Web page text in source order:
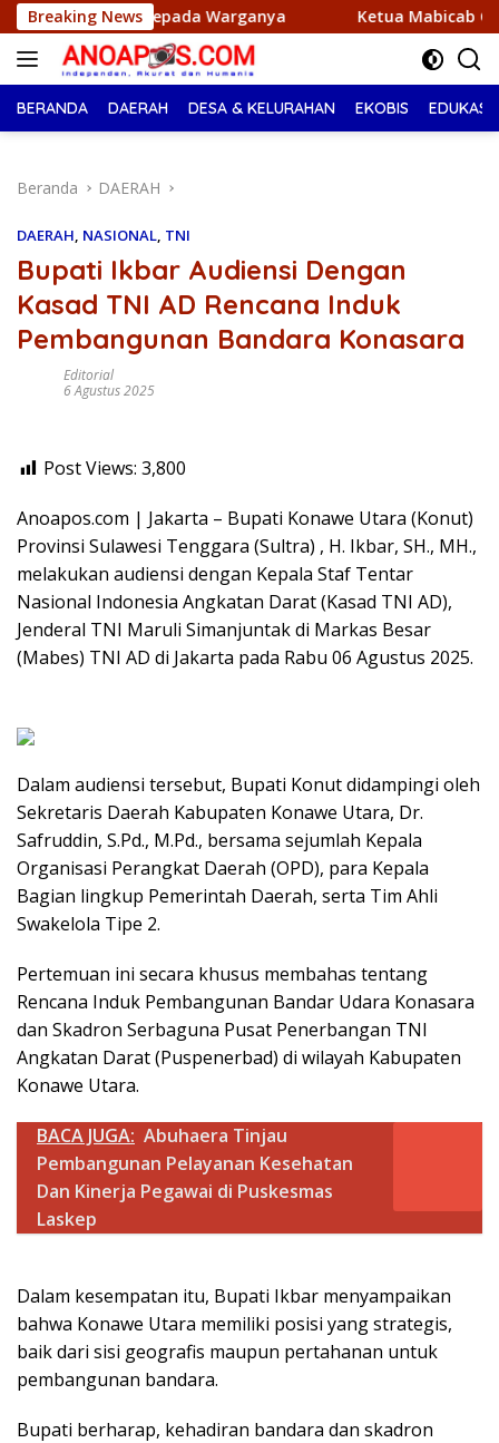
Langsung
ke
konten
Breaking News
Warganya Ketua Mabicab Gerakan Pramuka
BERANDA DAERAH DESA & KELURAHAN EKOBIS EDUKASI
Beranda DAERAH
DAERAH, NASIONAL, TNI
Bupati Ikbar Audiensi Dengan
Kasad TNI AD Rencana Induk
Pembangunan Bandara Konasara
Editorial
6 Agustus 2025
Post Views: 3,800
Anoapos.com | Jakarta – Bupati Konawe Utara (Konut)
Provinsi Sulawesi Tenggara (Sultra) , H. Ikbar, SH., MH.,
melakukan audiensi dengan Kepala Staf Tentar
Nasional Indonesia Angkatan Darat (Kasad TNI AD),
Jenderal TNI Maruli Simanjuntak di Markas Besar
(Mabes) TNI AD di Jakarta pada Rabu 06 Agustus 2025.
Dalam audiensi tersebut, Bupati Konut didampingi oleh
Sekretaris Daerah Kabupaten Konawe Utara, Dr.
Safruddin, S.Pd., M.Pd., bersama sejumlah Kepala
Organisasi Perangkat Daerah (OPD), para Kepala
Bagian lingkup Pemerintah Daerah, serta Tim Ahli
Swakelola Tipe 2.
Pertemuan ini secara khusus membahas tentang
Rencana Induk Pembangunan Bandar Udara Konasara
dan Skadron Serbaguna Pusat Penerbangan TNI
Angkatan Darat (Puspenerbad) di wilayah Kabupaten
Konawe Utara.
BACA JUGA: Abuhaera Tinjau
Pembangunan Pelayanan Kesehatan
Dan Kinerja Pegawai di Puskesmas
Laskep
Dalam kesempatan itu, Bupati Ikbar menyampaikan
bahwa Konawe Utara memiliki posisi yang strategis,
baik dari sisi geografis maupun pertahanan untuk
pembangunan bandara.
Bupati berharap, kehadiran bandara dan skadron